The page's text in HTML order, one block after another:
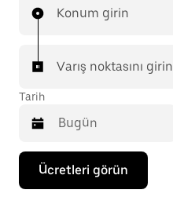
Konum girin
Varış noktasını girin
Tarih
Takvimle
etkileşime
geçmek
Ücretleri görün